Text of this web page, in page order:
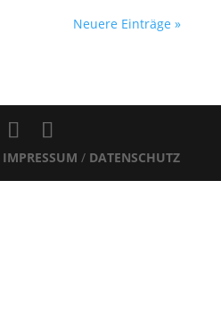
Neuere Einträge »
IMPRESSUM/ DATENSCHUTZ